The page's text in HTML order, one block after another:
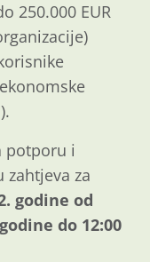
250.000 EUR
potporu i
za
godine od
do 12:00